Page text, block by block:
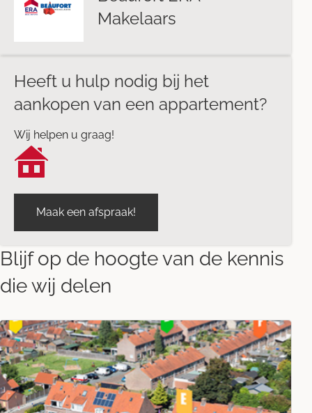
Makelaars
Heeft u hulp nodig bij het
aankopen van een appartement?
Wij helpen u graag!
Maak een afspraak!
Blijf op de hoogte van de kennis
die wij delen